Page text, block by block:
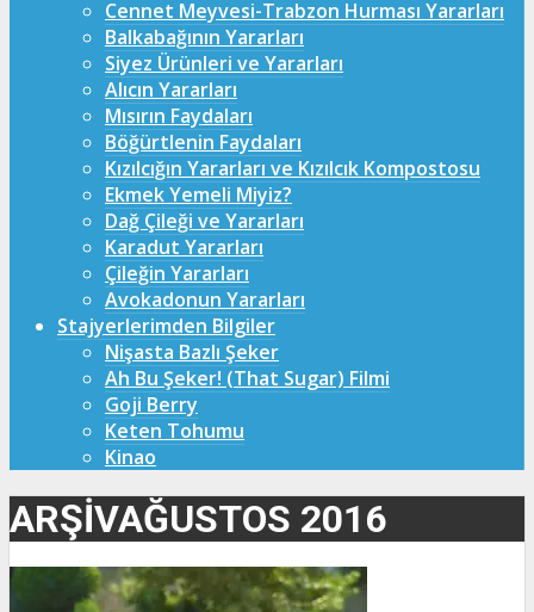
Cennet Meyvesi-Trabzon Hurması Yararları
Balkabağının Yararları
Siyez Ürünleri ve Yararları
Alıcın Yararları
Mısırın Faydaları
Böğürtlenin Faydaları
Kızılcığın Yararları ve Kızılcık Kompostosu
Ekmek Yemeli Miyiz?
Dağ Çileği ve Yararları
Karadut Yararları
Çileğin Yararları
Avokadonun Yararları
Stajyerlerimden Bilgiler
Nişasta Bazlı Şeker
Ah Bu Şeker! (That Sugar) Filmi
Goji Berry
Keten Tohumu
Kinao
ARŞIVAĞUSTOS 2016